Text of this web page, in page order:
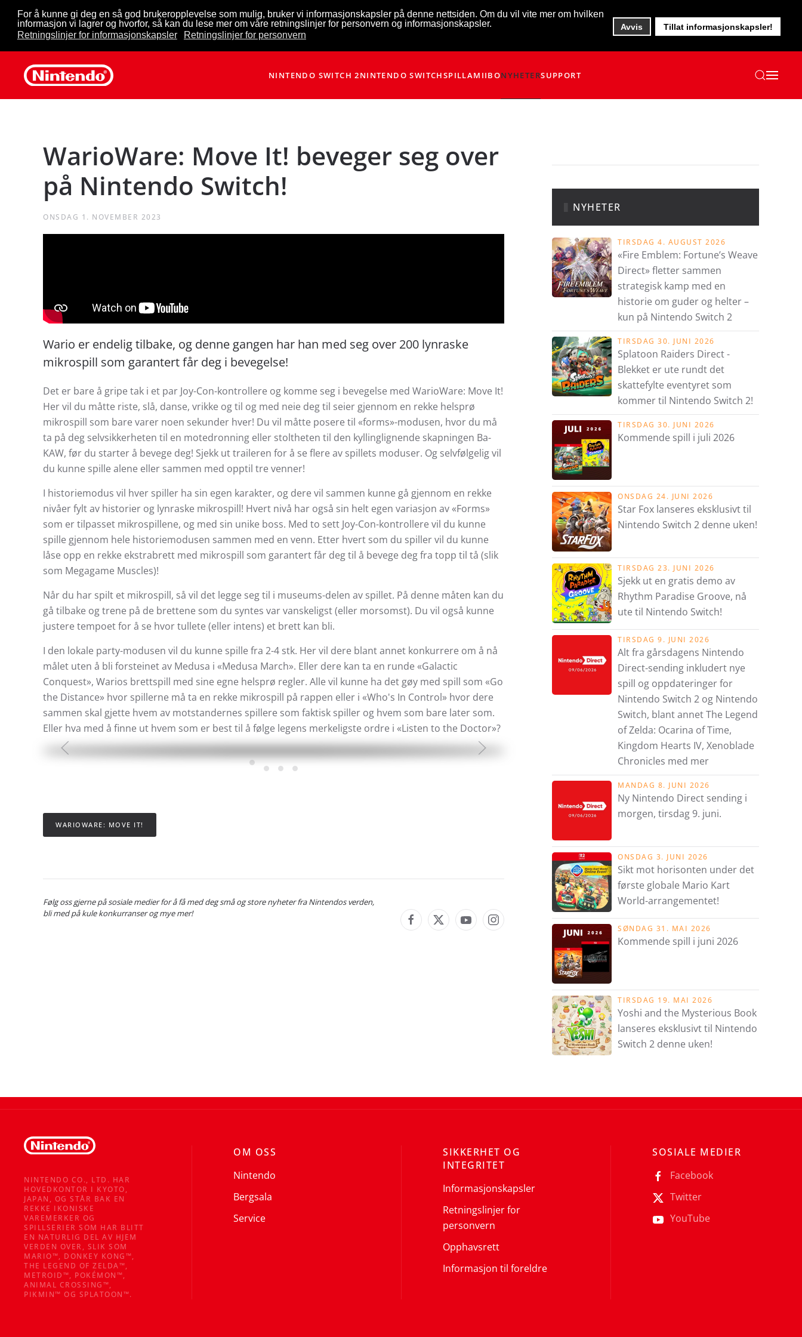
For å kunne gi deg en så god brukeropplevelse som mulig, bruker vi informasjonskapsler på denne nettsiden. Om du vil vite mer om hvilken
informasjon vi lagrer og hvorfor, så kan du lese mer om våre retningslinjer for personvern og informasjonskapsler.
Retningslinjer for informasjonskapsler
Retningslinjer for personvern
Avvis Tillat informasjonskapsler!
Skip to main content
NINTENDO SWITCH 2NINTENDO SWITCHSPILLAMIIBONYHETERSUPPORT
WarioWare: Move It! beveger seg over
på Nintendo Switch!
ONSDAG 1. NOVEMBER 2023
Wario er endelig tilbake, og denne gangen har han med seg over 200 lynraske
mikrospill som garantert får deg i bevegelse!
Det er bare å gripe tak i et par Joy-Con-kontrollere og komme seg i bevegelse med WarioWare: Move It!
Her vil du måtte riste, slå, danse, vrikke og til og med neie deg til seier gjennom en rekke helsprø
mikrospill som bare varer noen sekunder hver! Du vil måtte posere til «forms»-modusen, hvor du må
ta på deg selvsikkerheten til en motedronning eller stoltheten til den kyllinglignende skapningen Ba-
KAW, før du starter å bevege deg! Sjekk ut traileren for å se flere av spillets moduser. Og selvfølgelig vil
du kunne spille alene eller sammen med opptil tre venner!
I historiemodus vil hver spiller ha sin egen karakter, og dere vil sammen kunne gå gjennom en rekke
nivåer fylt av historier og lynraske mikrospill! Hvert nivå har også sin helt egen variasjon av «Forms»
som er tilpasset mikrospillene, og med sin unike boss. Med to sett Joy-Con-kontrollere vil du kunne
spille gjennom hele historiemodusen sammen med en venn. Etter hvert som du spiller vil du kunne
låse opp en rekke ekstrabrett med mikrospill som garantert får deg til å bevege deg fra topp til tå (slik
som Megagame Muscles)!
Når du har spilt et mikrospill, så vil det legge seg til i museums-delen av spillet. På denne måten kan du
gå tilbake og trene på de brettene som du syntes var vanskeligst (eller morsomst). Du vil også kunne
justere tempoet for å se hvor tullete (eller intens) et brett kan bli.
I den lokale party-modusen vil du kunne spille fra 2-4 stk. Her vil dere blant annet konkurrere om å nå
målet uten å bli forsteinet av Medusa i «Medusa March». Eller dere kan ta en runde «Galactic
Conquest», Warios brettspill med sine egne helsprø regler. Alle vil kunne ha det gøy med spill som «Go
the Distance» hvor spillerne må ta en rekke mikrospill på rappen eller i «Who's In Control» hvor dere
sammen skal gjette hvem av motstandernes spillere som faktisk spiller og hvem som bare later som.
Eller hva med å finne ut hvem som er best til å følge legens merkeligste ordre i «Listen to the Doctor»?
WARIOWARE: MOVE IT!
Følg oss gjerne på sosiale medier for å få med deg små og store nyheter fra Nintendos verden,
bli med på kule konkurranser og mye mer!
NYHETER
TIRSDAG 4. AUGUST 2026
«Fire Emblem: Fortune’s Weave
Direct» fletter sammen
strategisk kamp med en
historie om guder og helter –
kun på Nintendo Switch 2
TIRSDAG 30. JUNI 2026
Splatoon Raiders Direct -
Blekket er ute rundt det
skattefylte eventyret som
kommer til Nintendo Switch 2!
TIRSDAG 30. JUNI 2026
Kommende spill i juli 2026
ONSDAG 24. JUNI 2026
Star Fox lanseres eksklusivt til
Nintendo Switch 2 denne uken!
TIRSDAG 23. JUNI 2026
Sjekk ut en gratis demo av
Rhythm Paradise Groove, nå
ute til Nintendo Switch!
TIRSDAG 9. JUNI 2026
Alt fra gårsdagens Nintendo
Direct-sending inkludert nye
spill og oppdateringer for
Nintendo Switch 2 og Nintendo
Switch, blant annet The Legend
of Zelda: Ocarina of Time,
Kingdom Hearts IV, Xenoblade
Chronicles med mer
MANDAG 8. JUNI 2026
Ny Nintendo Direct sending i
morgen, tirsdag 9. juni.
ONSDAG 3. JUNI 2026
Sikt mot horisonten under det
første globale Mario Kart
World-arrangementet!
SØNDAG 31. MAI 2026
Kommende spill i juni 2026
TIRSDAG 19. MAI 2026
Yoshi and the Mysterious Book
lanseres eksklusivt til Nintendo
Switch 2 denne uken!
NINTENDO CO., LTD. HAR
HOVEDKONTOR I KYOTO,
JAPAN, OG STÅR BAK EN
REKKE IKONISKE
VAREMERKER OG
SPILLSERIER SOM HAR BLITT
EN NATURLIG DEL AV HJEM
VERDEN OVER, SLIK SOM
MARIO™, DONKEY KONG™,
THE LEGEND OF ZELDA™,
METROID™, POKÉMON™,
ANIMAL CROSSING™,
PIKMIN™ OG SPLATOON™.
OM OSS
Nintendo
Bergsala
Service
SIKKERHET OG
INTEGRITET
Informasjonskapsler
Retningslinjer for
personvern
Opphavsrett
Informasjon til foreldre
SOSIALE MEDIER
Facebook
Twitter
YouTube